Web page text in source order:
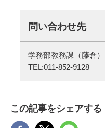
問い合わせ先
学務部教務課（藤倉）
TEL:011-852-9128
この記事をシェアする